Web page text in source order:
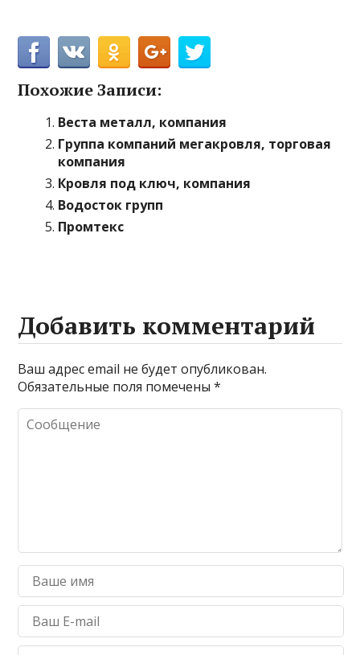
Похожие Записи:
Веста металл, компания
Группа компаний мегакровля, торговая
компания
Кровля под ключ, компания
Водосток групп
Промтекс
Добавить комментарий
Ваш адрес email не будет опубликован.
Обязательные поля помечены*